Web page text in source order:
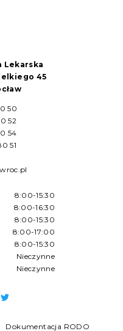
Lekarska
45
50
52
54
51
8:00-15:30
8:00-16:30
8:00-15:30
8:00-17:00
8:00-15:30
Nieczynne
Nieczynne
Dokumentacja RODO